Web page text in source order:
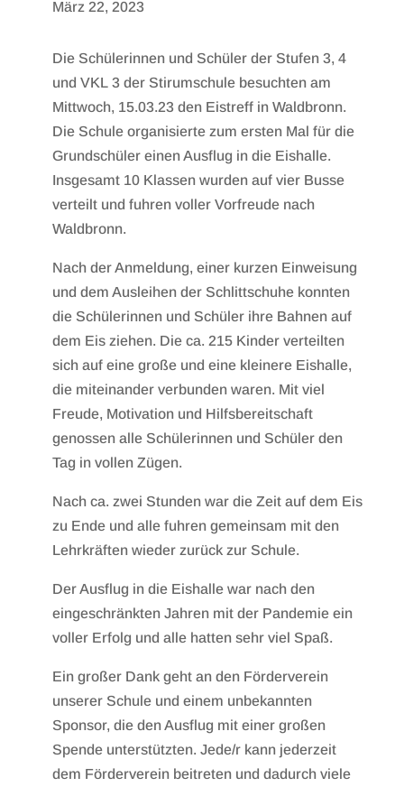
März 22, 2023
Die Schülerinnen und Schüler der Stufen 3, 4
und VKL 3 der Stirumschule besuchten am
Mittwoch, 15.03.23 den Eistreff in Waldbronn.
Die Schule organisierte zum ersten Mal für die
Grundschüler einen Ausflug in die Eishalle.
Insgesamt 10 Klassen wurden auf vier Busse
verteilt und fuhren voller Vorfreude nach
Waldbronn.
Nach der Anmeldung, einer kurzen Einweisung
und dem Ausleihen der Schlittschuhe konnten
die Schülerinnen und Schüler ihre Bahnen auf
dem Eis ziehen. Die ca. 215 Kinder verteilten
sich auf eine große und eine kleinere Eishalle,
die miteinander verbunden waren. Mit viel
Freude, Motivation und Hilfsbereitschaft
genossen alle Schülerinnen und Schüler den
Tag in vollen Zügen.
Nach ca. zwei Stunden war die Zeit auf dem Eis
zu Ende und alle fuhren gemeinsam mit den
Lehrkräften wieder zurück zur Schule.
Der Ausflug in die Eishalle war nach den
eingeschränkten Jahren mit der Pandemie ein
voller Erfolg und alle hatten sehr viel Spaß.
Ein großer Dank geht an den Förderverein
unserer Schule und einem unbekannten
Sponsor, die den Ausflug mit einer großen
Spende unterstützten. Jede/r kann jederzeit
dem Förderverein beitreten und dadurch viele